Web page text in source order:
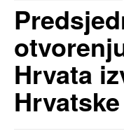
Hrvata
Hrvatske